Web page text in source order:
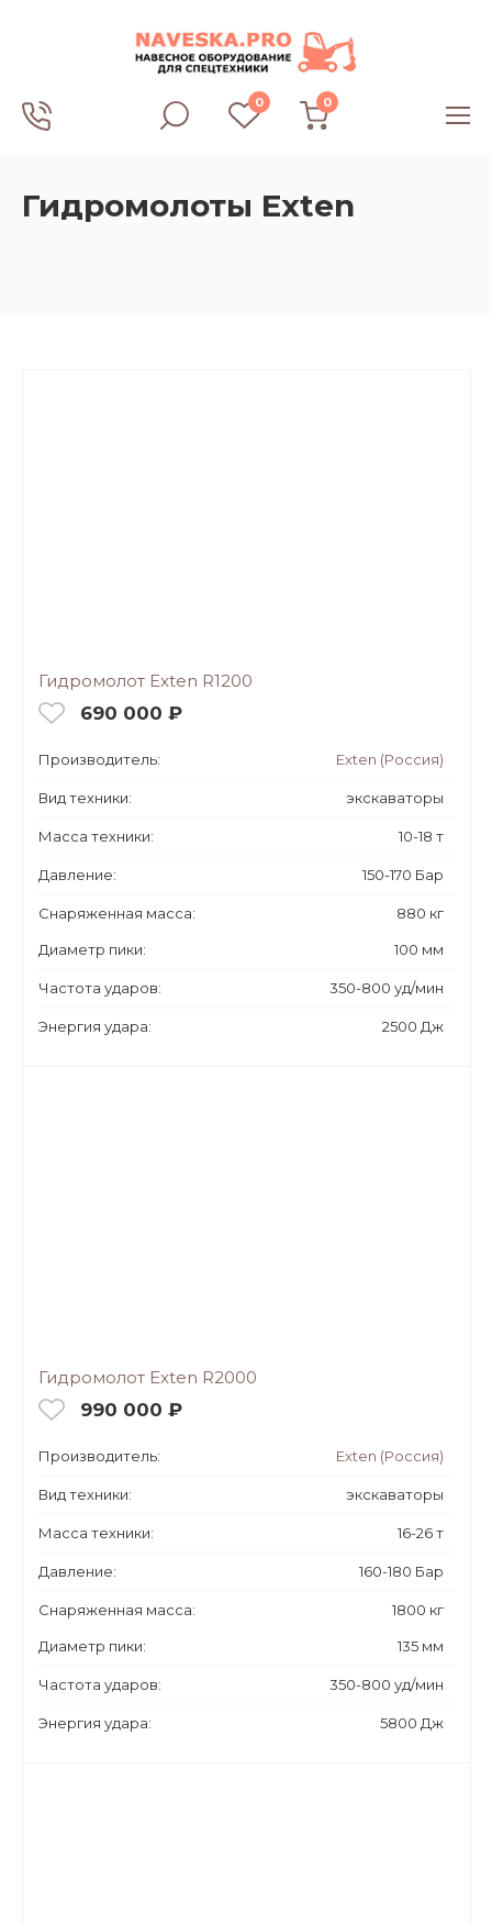
0 0
Гидромолоты Exten
Гидромолот Exten R1200
690 000 ₽
Производитель: Exten (Россия)
Вид техники: экскаваторы
Масса техники: 10-18 т
Давление: 150-170 Бар
Снаряженная масса: 880 кг
Диаметр пики: 100 мм
Частота ударов: 350-800 уд/мин
Энергия удара: 2500 Дж
Гидромолот Exten R2000
990 000 ₽
Производитель: Exten (Россия)
Вид техники: экскаваторы
Масса техники: 16-26 т
Давление: 160-180 Бар
Снаряженная масса: 1800 кг
Диаметр пики: 135 мм
Частота ударов: 350-800 уд/мин
Энергия удара: 5800 Дж